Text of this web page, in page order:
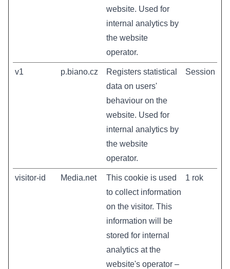
website. Used for
internal analytics by
the website
operator.
v1 p.biano.cz
Registers statistical
data on users'
behaviour on the
website. Used for
internal analytics by
the website
operator.
Session
visitor-id Media.net
This cookie is used
to collect information
on the visitor. This
information will be
stored for internal
analytics at the
website's operator –
1 rok